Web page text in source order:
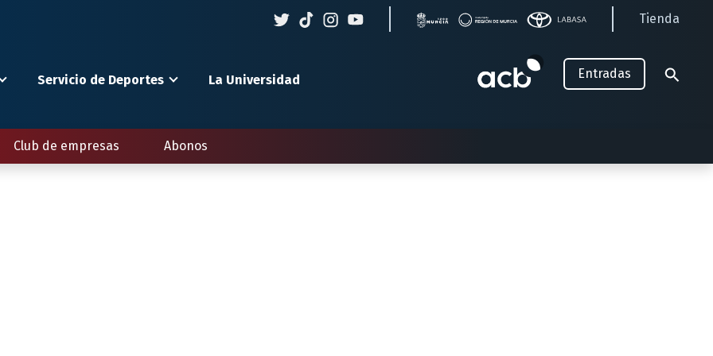
Tienda
Servicio de Deportes La Universidad Entradas
Club de empresas Abonos